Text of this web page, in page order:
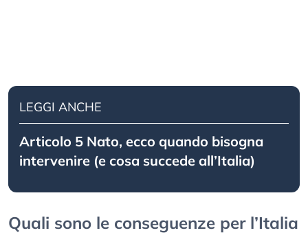
LEGGI ANCHE
Articolo 5 Nato, ecco quando bisogna
intervenire (e cosa succede all’Italia)
Quali sono le conseguenze per l’Italia